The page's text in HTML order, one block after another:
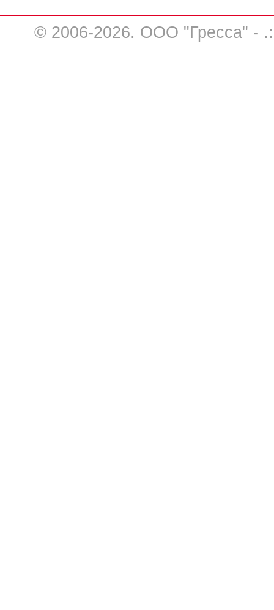
© 2006-2026. ООО "Гресса" -